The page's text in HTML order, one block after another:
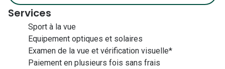
Services
Sport à la vue
Equipement optiques et solaires
Examen de la vue et vérification visuelle*
Paiement en plusieurs fois sans frais